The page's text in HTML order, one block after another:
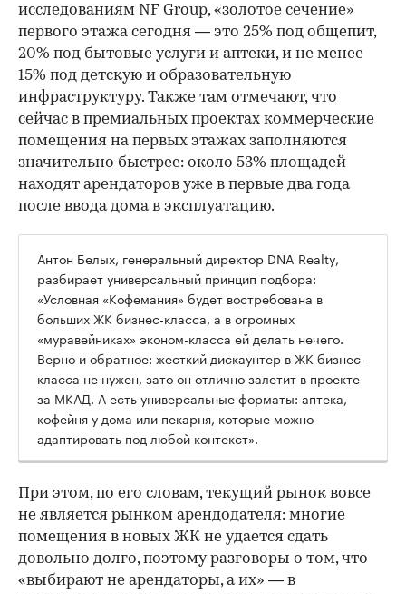
исследованиям NF Group, «золотое сечение»
первого этажа сегодня — это 25% под общепит,
20% под бытовые услуги и аптеки, и не менее
15% под детскую и образовательную
инфраструктуру. Также там отмечают, что
сейчас в премиальных проектах коммерческие
помещения на первых этажах заполняются
значительно быстрее: около 53% площадей
находят арендаторов уже в первые два года
после ввода дома в эксплуатацию.
Антон Белых, генеральный директор DNA Realty,
разбирает универсальный принцип подбора:
«Условная «Кофемания» будет востребована в
больших ЖК бизнес-класса, а в огромных
«муравейниках» эконом-класса ей делать нечего.
Верно и обратное: жесткий дискаунтер в ЖК бизнес-
класса не нужен, зато он отлично залетит в проекте
за МКАД. А есть универсальные форматы: аптека,
кофейня у дома или пекарня, которые можно
адаптировать под любой контекст».
При этом, по его словам, текущий рынок вовсе
не является рынком арендодателя: многие
помещения в новых ЖК не удается сдать
довольно долго, поэтому разговоры о том, что
«выбирают не арендаторы, а их» — в